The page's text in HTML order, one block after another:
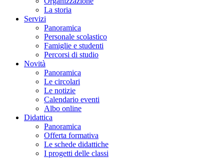
La storia
Servizi
Panoramica
Personale scolastico
Famiglie e studenti
Percorsi di studio
Novità
Panoramica
Le circolari
Le notizie
Calendario eventi
Albo online
Didattica
Panoramica
Offerta formativa
Le schede didattiche
I progetti delle classi